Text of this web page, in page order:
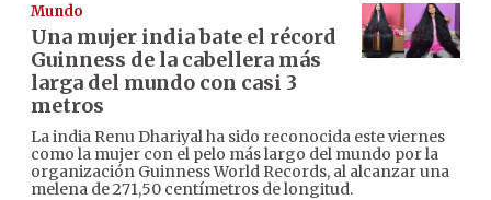
Mundo
Una mujer india bate el récord
Guinness de la cabellera más
larga del mundo con casi 3
metros
La india Renu Dhariyal ha sido reconocida este viernes
como la mujer con el pelo más largo del mundo por la
organización Guinness World Records, al alcanzar una
melena de 271,50 centímetros de longitud.